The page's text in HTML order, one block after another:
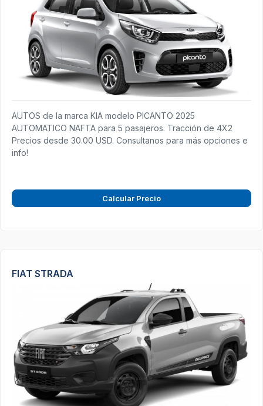
AUTOS de la marca KIA modelo PICANTO 2025
AUTOMATICO NAFTA para 5 pasajeros. Tracción de 4X2
Precios desde 30.00 USD. Consultanos para más opciones e
info!
Calcular Precio
FIAT STRADA